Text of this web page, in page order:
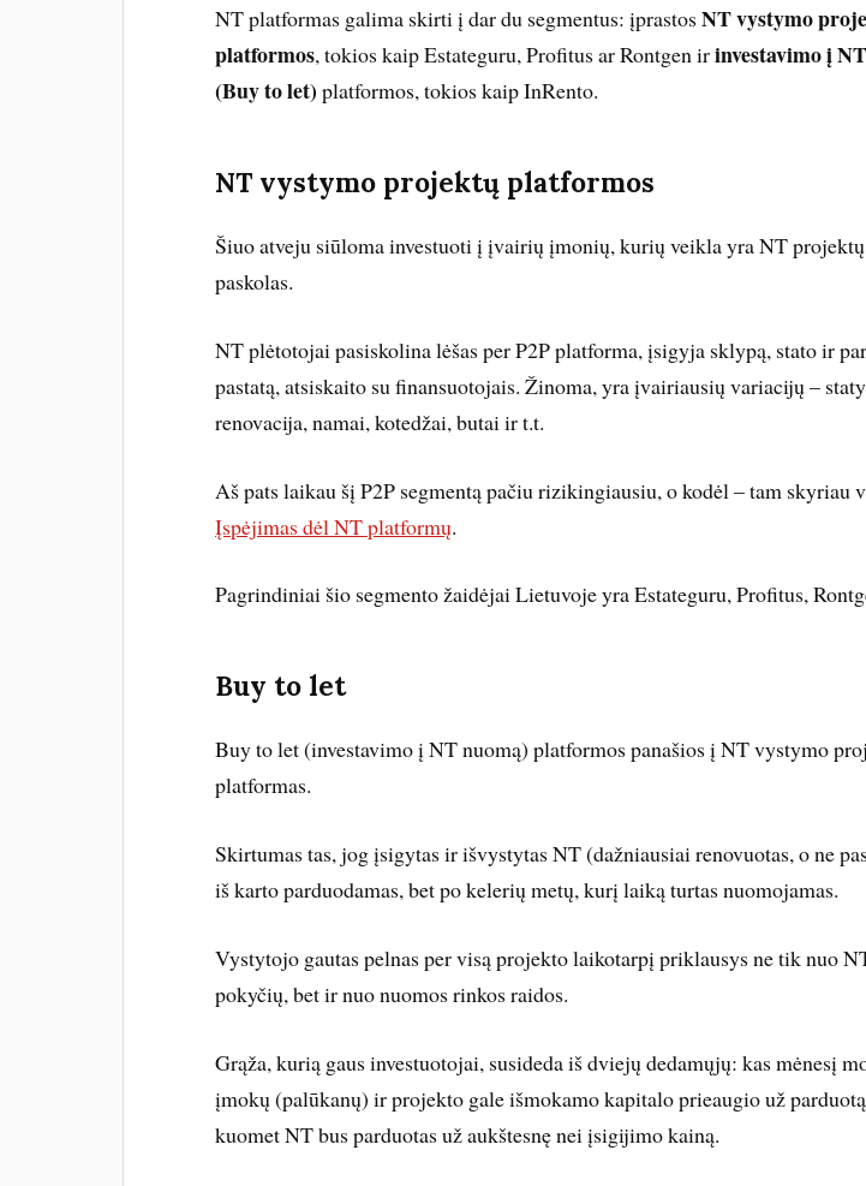
NT platformas galima skirti į dar du segmentus: įprastosNT vystymo
platformos, tokios kaip Estateguru, Profitus ar Rontgen irinvestavimo į
(Buy to let) platformos, tokios kaip InRento.
NT vystymo projektų platformos
Šiuo atveju siūloma investuoti į įvairių įmonių, kurių veikla yra NT
paskolas.
NT plėtotojai pasiskolina lėšas per P2P platforma, įsigyja sklypą, stato ir
pastatą, atsiskaito su finansuotojais. Žinoma, yra įvairiausių variacijų –
renovacija, namai, kotedžai, butai ir t.t.
Aš pats laikau šį P2P segmentą pačiu rizikingiausiu, o kodėl – tam skyriau
Įspėjimas dėl NT platformų.
Pagrindiniai šio segmento žaidėjai Lietuvoje yra Estateguru, Profitus,
Buy to let
Buy to let (investavimo į NT nuomą) platformos panašios į NT vystymo
platformas.
Skirtumas tas, jog įsigytas ir išvystytas NT (dažniausiai renovuotas, o ne
iš karto parduodamas, bet po kelerių metų, kurį laiką turtas nuomojamas.
Vystytojo gautas pelnas per visą projekto laikotarpį priklausys ne tik nuo
pokyčių, bet ir nuo nuomos rinkos raidos.
Grąža, kurią gaus investuotojai, susideda iš dviejų dedamųjų: kas mėnesį
įmokų (palūkanų) ir projekto gale išmokamo kapitalo prieaugio už
kuomet NT bus parduotas už aukštesnę nei įsigijimo kainą.